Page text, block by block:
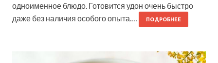
одноименное блюдо. Готовится удон очень быстро
даже без наличия особого опыта.…
ПОДРОБНЕЕ